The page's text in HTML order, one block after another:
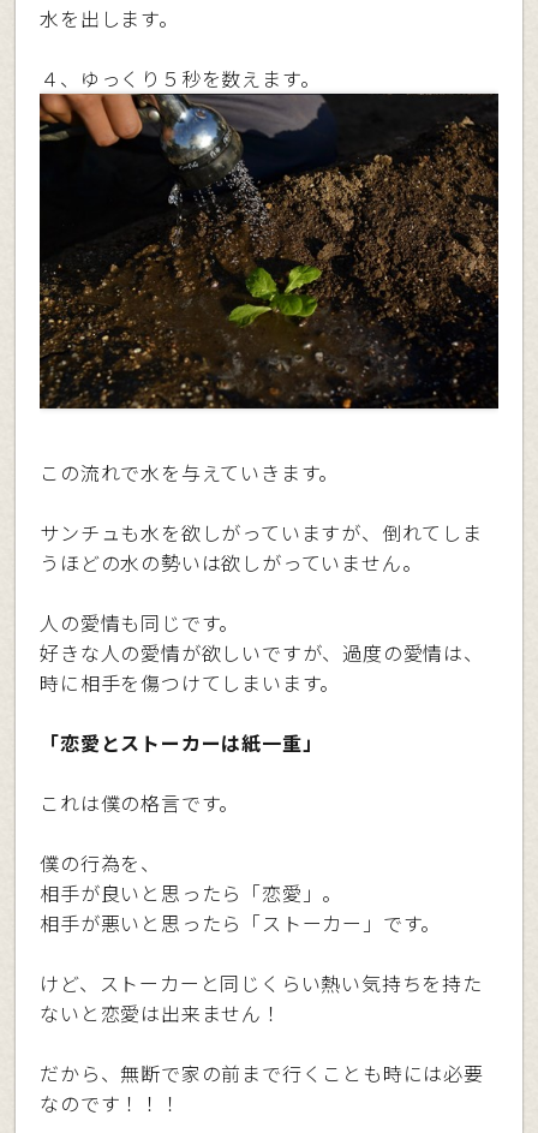
水を出します。
４、ゆっくり５秒を数えます。
この流れで水を与えていきます。
サンチュも水を欲しがっていますが、倒れてしま
うほどの水の勢いは欲しがっていません。
人の愛情も同じです。
好きな人の愛情が欲しいですが、過度の愛情は、
時に相手を傷つけてしまいます。
「恋愛とストーカーは紙一重」
これは僕の格言です。
僕の行為を、
相手が良いと思ったら「恋愛」。
相手が悪いと思ったら「ストーカー」です。
けど、ストーカーと同じくらい熱い気持ちを持た
ないと恋愛は出来ません！
だから、無断で家の前まで行くことも時には必要
なのです！！！